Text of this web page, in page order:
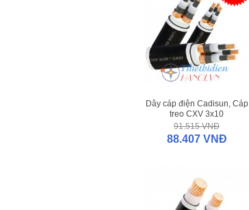
Dây cáp điện Cadisun, Cáp
treo CXV 3x10
91.515 VNĐ
88.407 VNĐ